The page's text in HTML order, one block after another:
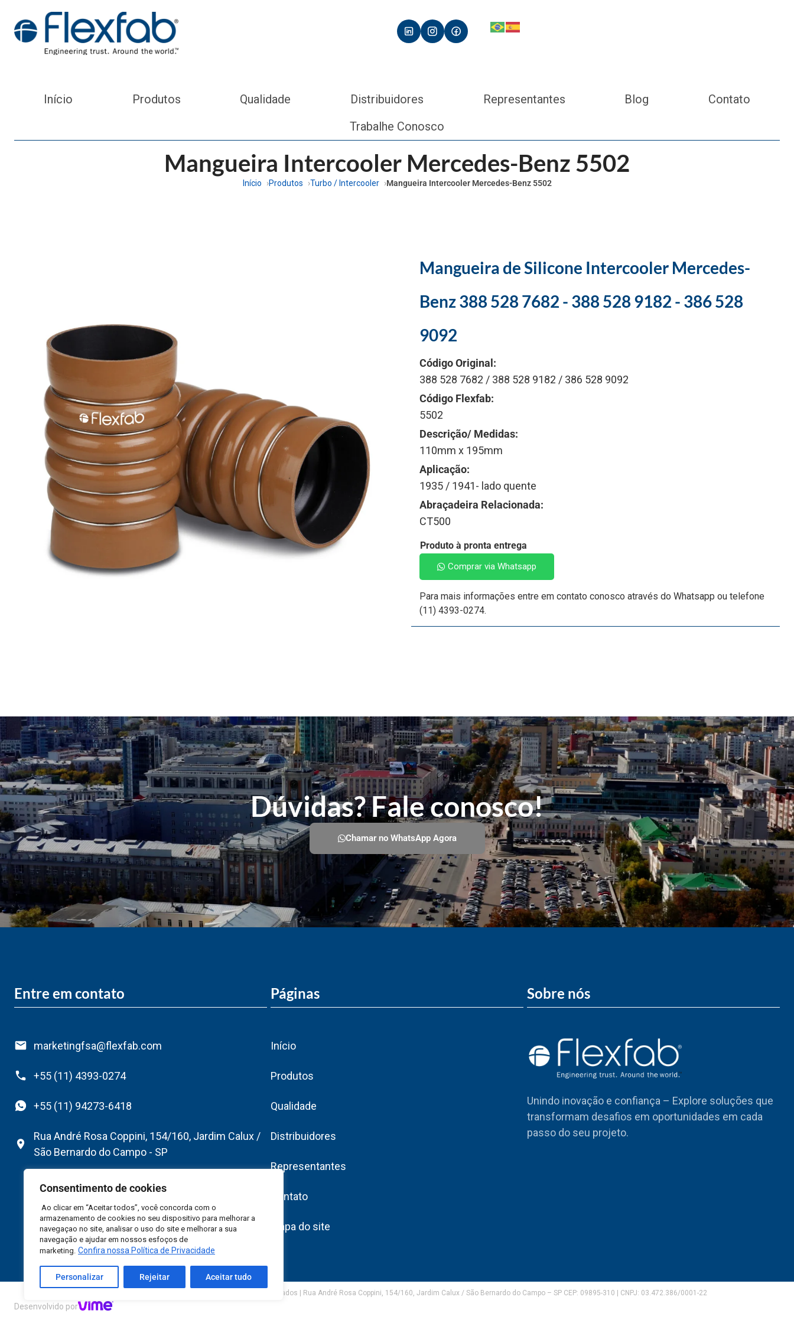
Consentimento de cookies
Ao clicar em “Aceitar todos”, você concorda com o
armazenamento de cookies no seu dispositivo para melhorar a
navegaçao no site, analisar o uso do site e melhorar a sua
navegação e ajudar em nossos esfoços de
marketing. Confira nossa Política de Privacidade
Personalizar Rejeitar Aceitar tudo
Início Produtos Qualidade Distribuidores Representantes Blog
Contato
Trabalhe Conosco
Mangueira Intercooler Mercedes-Benz 5502
Início Produtos Turbo / Intercooler Mangueira Intercooler Mercedes-Benz 5502
Mangueira de Silicone Intercooler Mercedes-
Benz 388 528 7682 - 388 528 9182 - 386 528
9092
Código Original:
388 528 7682 / 388 528 9182 / 386 528 9092
Código Flexfab:
5502
Descrição/ Medidas:
110mm x 195mm
Aplicação:
1935 / 1941- lado quente
Abraçadeira Relacionada:
CT500
Produto à pronta entrega
Comprar via Whatsapp
Para mais informações entre em contato conosco através do Whatsapp ou telefone
(11) 4393-0274.
Dúvidas? Fale conosco!
Chamar no WhatsApp Agora
Entre em contato
marketingfsa@flexfab.com
+55 (11) 4393-0274
+55 (11) 94273-6418
Rua André Rosa Coppini, 154/160, Jardim Calux /
São Bernardo do Campo - SP
Páginas
Início
Produtos
Qualidade
Distribuidores
Representantes
Contato
Mapa do site
Sobre nós
Unindo inovação e confiança – Explore soluções que
transformam desafios em oportunidades em cada
passo do seu projeto.
©2026 Flexfab South America Ltda – Todos Direitos Reservados | Rua André Rosa Coppini, 154/160, Jardim Calux / São Bernardo do Campo – SP CEP: 09895-310 | CNPJ: 03.472.386/0001-22
Desenvolvido por